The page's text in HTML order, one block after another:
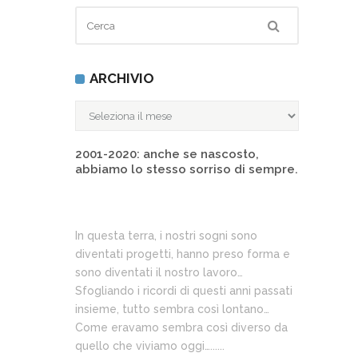
ARCHIVIO
2001-2020: anche se nascosto,
abbiamo lo stesso sorriso di sempre.
In questa terra, i nostri sogni sono
diventati progetti, hanno preso forma e
sono diventati il nostro lavoro…
Sfogliando i ricordi di questi anni passati
insieme, tutto sembra così lontano…
Come eravamo sembra così diverso da
quello che viviamo oggi…......